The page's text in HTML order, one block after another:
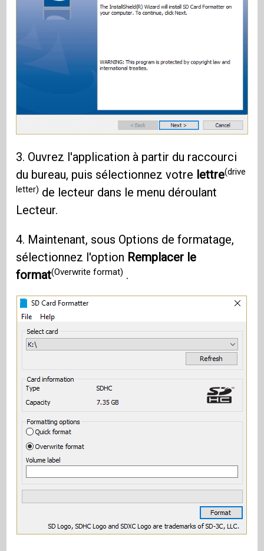
3. Ouvrez l'application à partir du raccourci
du bureau, puis sélectionnez votre lettre(drive
letter) de lecteur dans le menu déroulant
Lecteur.
4. Maintenant, sous Options de formatage,
sélectionnez l'option Remplacer le
format(Overwrite format) .